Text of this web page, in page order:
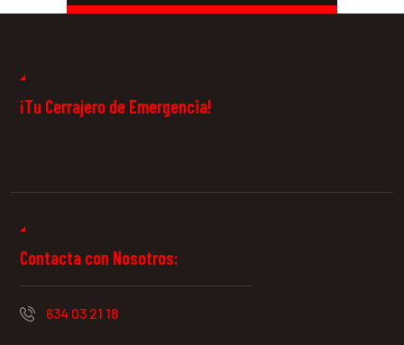
¡Tu Cerrajero de Emergencia!
Contacta con Nosotros:
634 03 21 18